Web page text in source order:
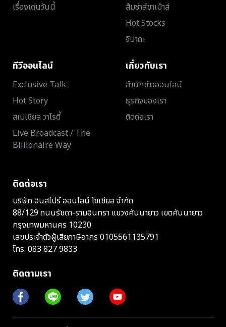
เรื่องเด่นวันนี้
ส้มซ่าส์ขาเม้าส์
Hot Stocks
จิปาถะ
ทีวีออนไลน์
Exclusive Talk
Hot Story
สเปเชียล วาไรตี้
Live Broadcast / The
Billionaire Way
เกี่ยวกับเรา
สำนักข่าวออนไลน์
ธุรกิจของเรา
ติดต่อเรา
ติดต่อเรา
บริษัท อินสไปร์ ออนไลน์ โซเชียล จำกัด
88/129 ถนนรัชดา-รามอินทรา แขวงคันนายาว เขตคันนายาว
กรุงเทพมหานคร 10230
เลขประจำตัวผู้เสียภาษีอากร 0105561135791
โทร. 083 827 9833
ติดตามเรา